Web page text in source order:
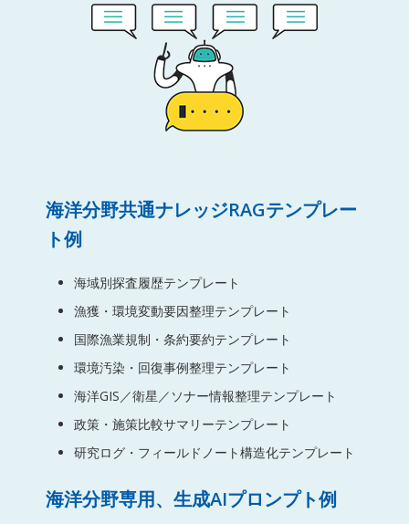
海洋分野共通ナレッジRAGテンプレー
ト例
海域別探査履歴テンプレート
漁獲・環境変動要因整理テンプレート
国際漁業規制・条約要約テンプレート
環境汚染・回復事例整理テンプレート
海洋GIS／衛星／ソナー情報整理テンプレート
政策・施策比較サマリーテンプレート
研究ログ・フィールドノート構造化テンプレート
海洋分野専用、生成AIプロンプト例